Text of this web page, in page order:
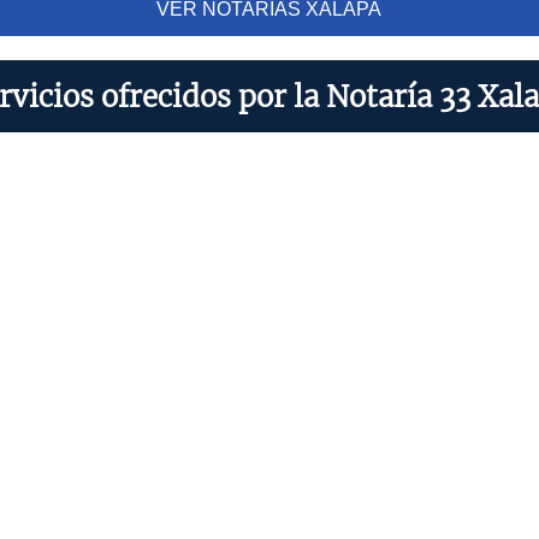
VER NOTARIAS XALAPA
ofrecidos por la Notaría 33